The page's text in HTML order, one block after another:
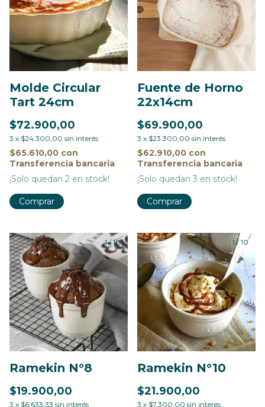
Molde Circular
Tart 24cm
$72.900,00
3 x $24.300,00 sin interés
$65.610,00 con
Transferencia bancaria
¡Solo quedan 2 en stock!
Comprar
Fuente de Horno
22x14cm
$69.900,00
3 x $23.300,00 sin interés
$62.910,00 con
Transferencia bancaria
¡Solo quedan 3 en stock!
Comprar
1/10
Ramekin N°8
$19.900,00
3 x $6.633,33 sin interés
1/10
Ramekin N°10
$21.900,00
3 x $7.300,00 sin interés